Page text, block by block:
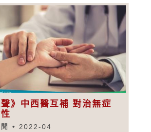
聲》中西醫互補 對治無症
2022-04